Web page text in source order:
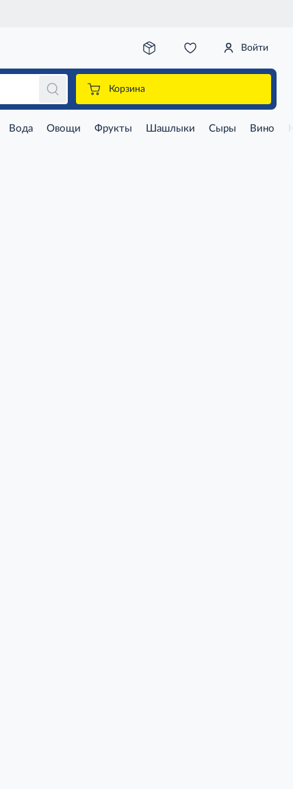
Войти
Корзина
Вода Овощи Фрукты Шашлыки Сыры Вино